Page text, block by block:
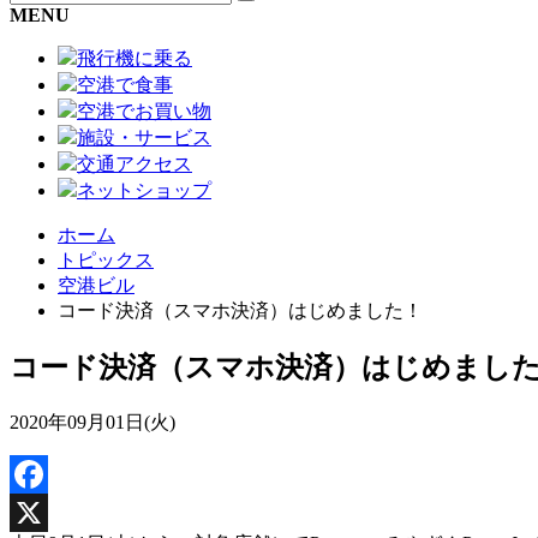
MENU
飛行機に乗る
空港で食事
空港でお買い物
施設・サービス
交通アクセス
ネットショップ
ホーム
トピックス
空港ビル
コード決済（スマホ決済）はじめました！
コード決済（スマホ決済）はじめまし
2020年09月01日(火)
Facebook